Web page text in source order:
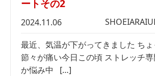
ートその2
2024.11.06 SHOEIARAI
最近、気温が下がってきました ち
節々が痛い今日この頃 ストレッチ専
か悩み中 […]